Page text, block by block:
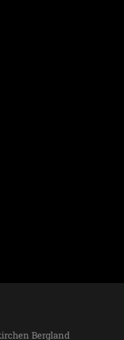
Bergland